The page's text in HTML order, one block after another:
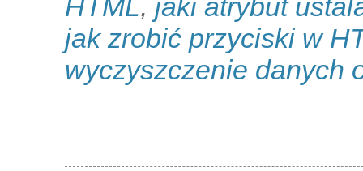
HTML, jaki atrybut
jak zrobić przyciski w
wyczyszczenie danych